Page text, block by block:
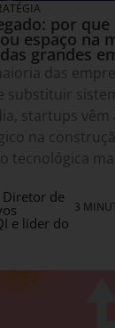
por que
espaço na
grandes
das
substituir
startups vêm
na
tecnológica
Diretor de
e líder do
3